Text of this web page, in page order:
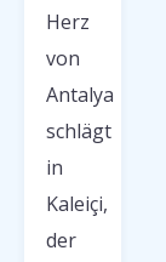
Herz
von
Antalya
schlägt
in
Kaleiçi,
der